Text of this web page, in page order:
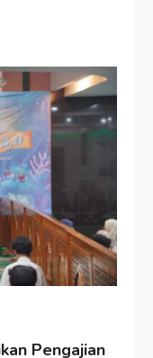
Pengajian